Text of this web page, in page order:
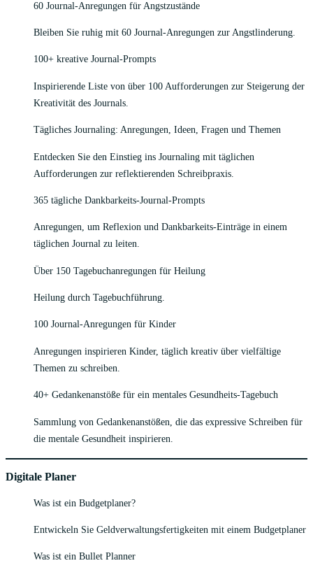
60 Journal-Anregungen für Angstzustände
Bleiben Sie ruhig mit 60 Journal-Anregungen zur Angstlinderung.
100+ kreative Journal-Prompts
Inspirierende Liste von über 100 Aufforderungen zur Steigerung der
Kreativität des Journals.
Tägliches Journaling: Anregungen, Ideen, Fragen und Themen
Entdecken Sie den Einstieg ins Journaling mit täglichen
Aufforderungen zur reflektierenden Schreibpraxis.
365 tägliche Dankbarkeits-Journal-Prompts
Anregungen, um Reflexion und Dankbarkeits-Einträge in einem
täglichen Journal zu leiten.
Über 150 Tagebuchanregungen für Heilung
Heilung durch Tagebuchführung.
100 Journal-Anregungen für Kinder
Anregungen inspirieren Kinder, täglich kreativ über vielfältige
Themen zu schreiben.
40+ Gedankenanstöße für ein mentales Gesundheits-Tagebuch
Sammlung von Gedankenanstößen, die das expressive Schreiben für
die mentale Gesundheit inspirieren.
Digitale Planer
Was ist ein Budgetplaner?
Entwickeln Sie Geldverwaltungsfertigkeiten mit einem Budgetplaner
Was ist ein Bullet Planner